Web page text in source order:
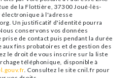
de la Flottière, 37300 Joué-lès-
à l'adresse
Un justificatif d'identité pourra
conservons vos données
prise de contact puis pendant la durée
aux fins probatoires et de gestion des
le droit de vous inscrire sur la liste
téléphonique, disponible à
. Consultez le site cnil.fr pour